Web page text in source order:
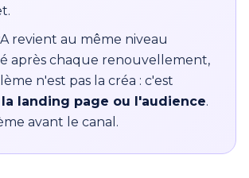
revient au même niveau
après chaque renouvellement,
n'est pas la créa : c'est
landing page ou l'audience.
avant le canal.